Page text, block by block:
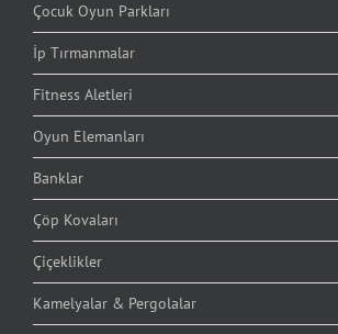
Çocuk Oyun Parkları
İp Tırmanmalar
Fitness Aletleri
Oyun Elemanları
Banklar
Çöp Kovaları
Çiçeklikler
Kamelyalar & Pergolalar